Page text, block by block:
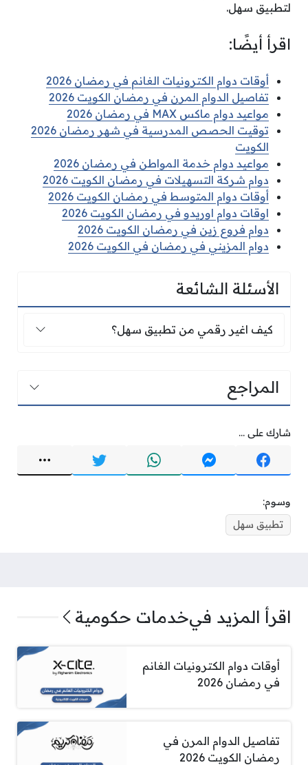
لتطبيق سهل.
اقرأ أيضًا:
أوقات دوام الكترونيات الغانم في رمضان 2026
تفاصيل الدوام المرن في رمضان الكويت 2026
مواعيد دوام ماكس MAX في رمضان 2026
توقيت الحصص المدرسية في شهر رمضان 2026
الكويت
مواعيد دوام خدمة المواطن في رمضان 2026
دوام شركة التسهيلات في رمضان الكويت 2026
أوقات دوام المتوسط في رمضان الكويت 2026
اوقات دوام اوريدو في رمضان الكويت 2026
دوام فروع زين في رمضان الكويت 2026
دوام المزيني في رمضان في الكويت 2026
الأسئلة الشائعة
كيف اغير رقمي من تطبيق سهل؟
كيف اغير رقمي من تطبيق سهل؟
المراجع
شارك على ...
وسوم:
تطبيق سهل
اقرأ المزيد فيخدمات حكومية
أوقات دوام الكترونيات الغانم
في رمضان 2026
تفاصيل الدوام المرن في
رمضان الكويت 2026